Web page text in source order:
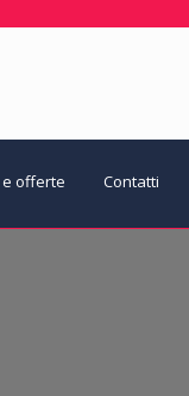
offerte Contatti